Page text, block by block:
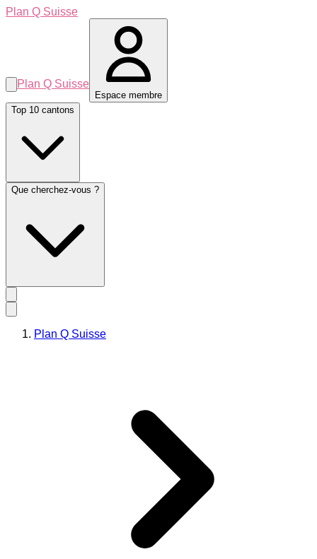
Plan Q Suisse
Plan Q Suisse
Espace membre
Top 10 cantons
Que cherchez-vous ?
Plan Q Suisse